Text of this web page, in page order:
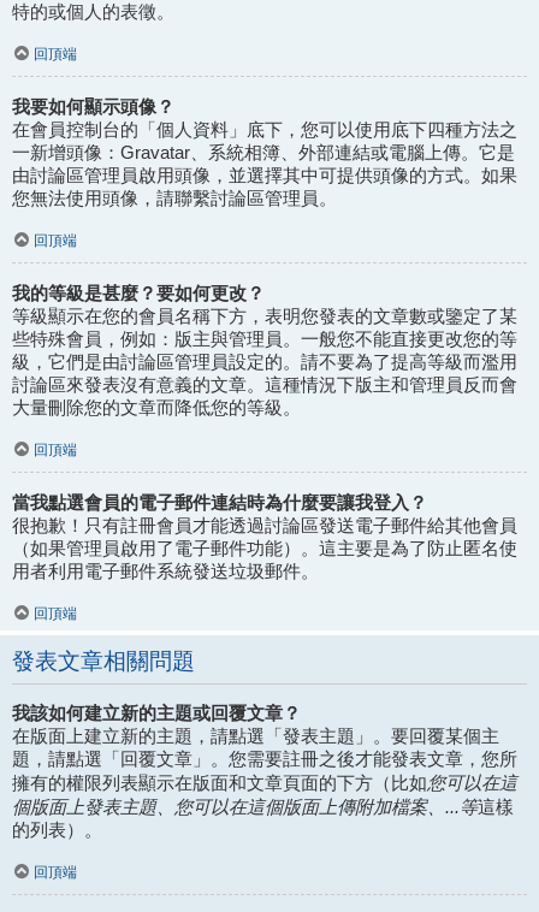
特的或個人的表徵。
回頂端
我要如何顯示頭像？
在會員控制台的「個人資料」底下，您可以使用底下四種方法之
一新增頭像：Gravatar、系統相簿、外部連結或電腦上傳。它是
由討論區管理員啟用頭像，並選擇其中可提供頭像的方式。如果
您無法使用頭像，請聯繫討論區管理員。
回頂端
我的等級是甚麼？要如何更改？
等級顯示在您的會員名稱下方，表明您發表的文章數或鑒定了某
些特殊會員，例如：版主與管理員。一般您不能直接更改您的等
級，它們是由討論區管理員設定的。請不要為了提高等級而濫用
討論區來發表沒有意義的文章。這種情況下版主和管理員反而會
大量刪除您的文章而降低您的等級。
回頂端
當我點選會員的電子郵件連結時為什麼要讓我登入？
很抱歉！只有註冊會員才能透過討論區發送電子郵件給其他會員
（如果管理員啟用了電子郵件功能）。這主要是為了防止匿名使
用者利用電子郵件系統發送垃圾郵件。
回頂端
發表文章相關問題
我該如何建立新的主題或回覆文章？
在版面上建立新的主題，請點選「發表主題」。要回覆某個主
題，請點選「回覆文章」。您需要註冊之後才能發表文章，您所
擁有的權限列表顯示在版面和文章頁面的下方（比如您可以在這
個版面上發表主題、您可以在這個版面上傳附加檔案、...等這樣
的列表）。
回頂端